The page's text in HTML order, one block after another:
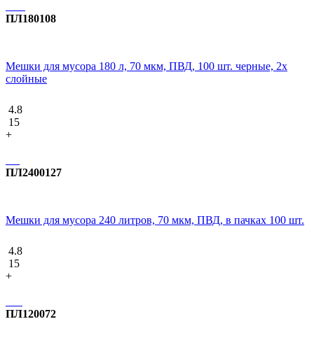
ПЛ180108
Мешки для мусора 180 л, 70 мкм, ПВД, 100 шт. черные, 2х
слойные
4.8
15
+
ПЛ2400127
Мешки для мусора 240 литров, 70 мкм, ПВД, в пачках 100 шт.
4.8
15
+
ПЛ120072